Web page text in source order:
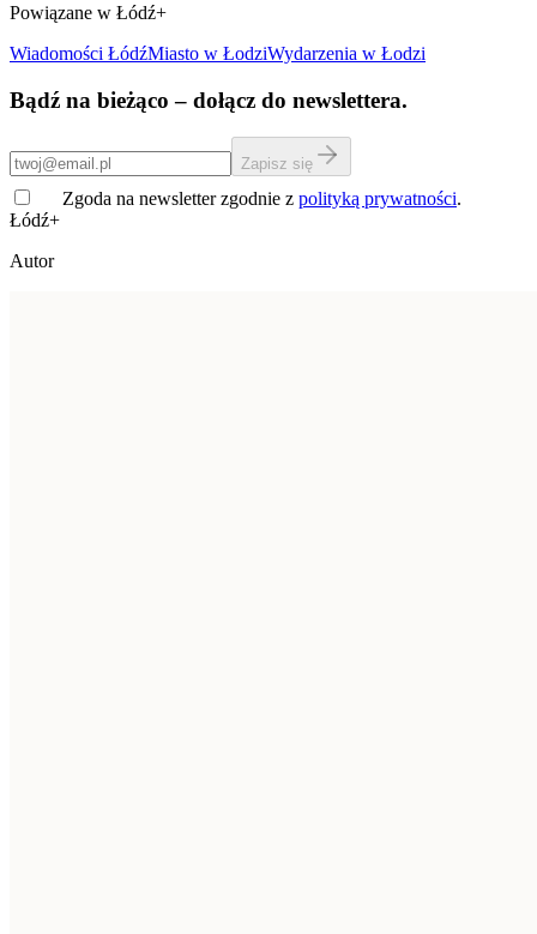
Powiązane w Łódź+
Wiadomości ŁódźMiasto w ŁodziWydarzenia w Łodzi
Bądź na bieżąco – dołącz do newslettera.
Zapisz się
Zgoda na newsletter zgodnie z polityką prywatności.
Łódź+
Autor